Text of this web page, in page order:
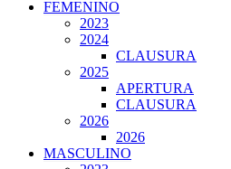
FEMENINO
2023
2024
CLAUSURA
2025
APERTURA
CLAUSURA
2026
2026
MASCULINO